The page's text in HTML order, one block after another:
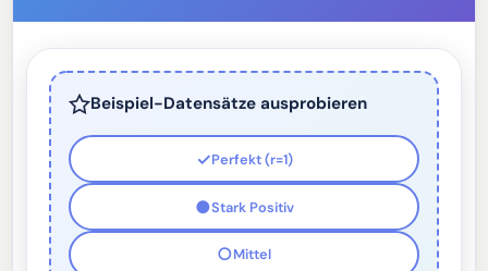
Beispiel-Datensätze ausprobieren
✓Perfekt (r=1)
●Stark Positiv
○Mittel